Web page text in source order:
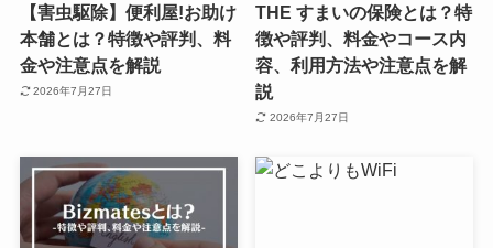
【害虫駆除】便利屋!お助け
本舗とは？特徴や評判、料
金や注意点を解説
2026年7月27日
THE すまいの保険とは？特
徴や評判、料金やコース内
容、利用方法や注意点を解
説
2026年7月27日